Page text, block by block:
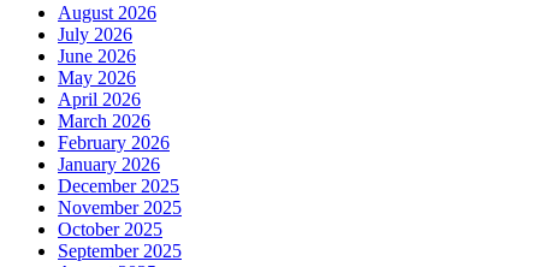
August 2026
July 2026
June 2026
May 2026
April 2026
March 2026
February 2026
January 2026
December 2025
November 2025
October 2025
September 2025